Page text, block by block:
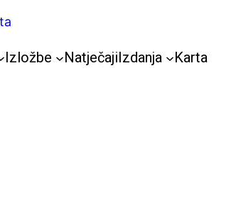
Izložbe NatječajiIzdanja Karta